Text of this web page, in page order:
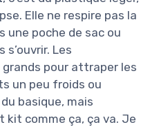
Elle ne respire pas la
une poche de sac ou
s’ouvrir. Les
pour attraper les
un peu froids ou
basique, mais
comme ça, ça va. Je